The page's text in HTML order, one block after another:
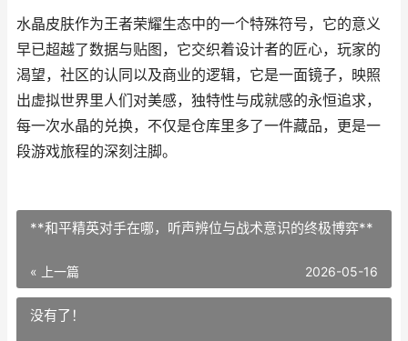
水晶皮肤作为王者荣耀生态中的一个特殊符号，它的意义
早已超越了数据与贴图，它交织着设计者的匠心，玩家的
渴望，社区的认同以及商业的逻辑，它是一面镜子，映照
出虚拟世界里人们对美感，独特性与成就感的永恒追求，
每一次水晶的兑换，不仅是仓库里多了一件藏品，更是一
段游戏旅程的深刻注脚。
**和平精英对手在哪，听声辨位与战术意识的终极博弈**
« 上一篇 2026-05-16
没有了！